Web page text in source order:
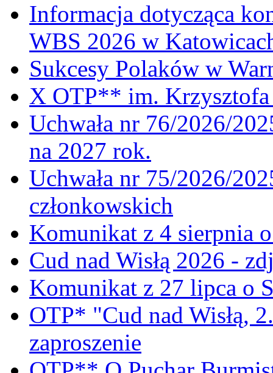
Informacja dotycząca
WBS 2026 w
Sukcesy Polaków w
X OTP** im. Krzysztofa
Uchwała nr 76/2026/
na 2027 rok.
Uchwała nr 75/2026/
członkowskich
Komunikat z 4 sierpnia
Cud nad Wisłą 2026 -
Komunikat z 27 lipca o
OTP* "Cud nad Wisłą,
zaproszenie